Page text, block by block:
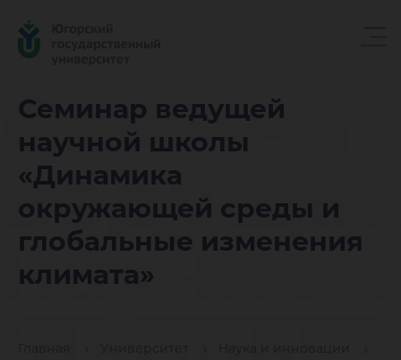
Семинар ведущей
научной школы
«Динамика
окружающей среды и
глобальные изменения
климата»
научной